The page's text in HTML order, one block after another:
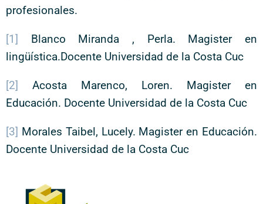
profesionales.
[1]
Blanco Miranda , Perla. Magister en
lingüística.Docente Universidad de la Costa Cuc
[2]
Acosta Marenco, Loren. Magister en
Educación. Docente Universidad de la Costa Cuc
[3] Morales Taibel, Lucely. Magister en Educación.
Docente Universidad de la Costa Cuc